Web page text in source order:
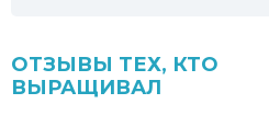
ОТЗЫВЫ ТЕХ, КТО
ВЫРАЩИВАЛ